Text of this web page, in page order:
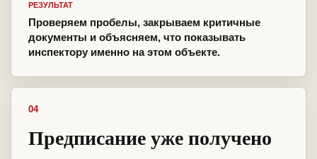
РЕЗУЛЬТАТ
Проверяем пробелы, закрываем критичные
документы и объясняем, что показывать
инспектору именно на этом объекте.
04
Предписание уже получено